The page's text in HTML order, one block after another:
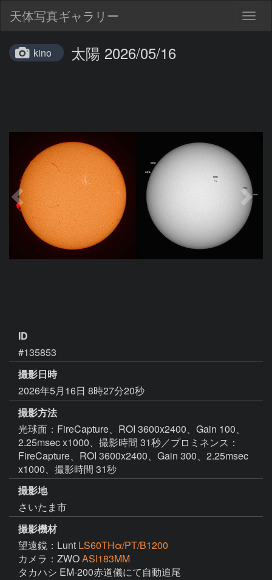
天体写真ギャラリー
kino 太陽 2026/05/16
ID
#135853
撮影日時
2026年5月16日 8時27分20秒
撮影方法
光球面：FireCapture、ROI 3600x2400、Gain 100、
2.25msec x1000、撮影時間 31秒／プロミネンス：
FireCapture、ROI 3600x2400、Gain 300、2.25msec
x1000、撮影時間 31秒
撮影地
さいたま市
撮影機材
望遠鏡：Lunt LS60THα/PT/B1200
カメラ：ZWOASI183MM
タカハシ EM-200赤道儀にて自動追尾